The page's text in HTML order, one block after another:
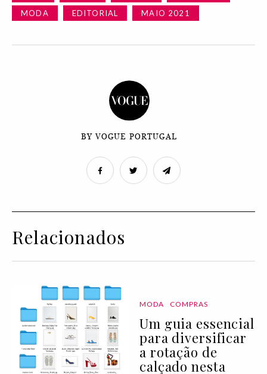
MODA
EDITORIAL MAIO 2021
BY VOGUE PORTUGAL
Relacionados
MODA COMPRAS
Um guia essencial
para diversificar
a rotação de
calçado nesta